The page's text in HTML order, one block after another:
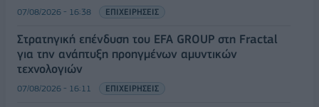
07/08/2026 - 16:38 ΕΠΙΧΕΙΡΗΣΕΙΣ
Στρατηγική επένδυση του EFA GROUP στη Fractal
για την ανάπτυξη προηγμένων αμυντικών
τεχνολογιών
07/08/2026 - 16:11 ΕΠΙΧΕΙΡΗΣΕΙΣ